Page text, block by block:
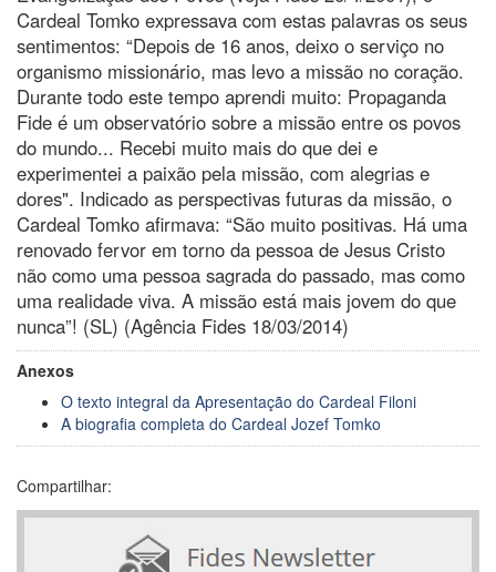
Cardeal Tomko expressava com estas palavras os seus
sentimentos: “Depois de 16 anos, deixo o serviço no
organismo missionário, mas levo a missão no coração.
Durante todo este tempo aprendi muito: Propaganda
Fide é um observatório sobre a missão entre os povos
do mundo... Recebi muito mais do que dei e
experimentei a paixão pela missão, com alegrias e
dores". Indicado as perspectivas futuras da missão, o
Cardeal Tomko afirmava: “São muito positivas. Há uma
renovado fervor em torno da pessoa de Jesus Cristo
não como uma pessoa sagrada do passado, mas como
uma realidade viva. A missão está mais jovem do que
nunca”! (SL) (Agência Fides 18/03/2014)
Anexos
O texto integral da Apresentação do Cardeal Filoni
A biografia completa do Cardeal Jozef Tomko
Compartilhar: